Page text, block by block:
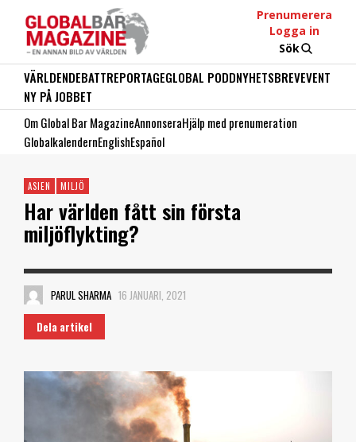
Prenumerera
Logga in
Sök
VÄRLDENDEBATTREPORTAGEGLOBAL PODDNYHETSBREVEVENT
NY PÅ JOBBET
Om Global Bar MagazineAnnonseraHjälp med prenumeration
GlobalkalendernEnglishEspañol
ASIEN MILJÖ
Har världen fått sin första
miljöflykting?
PARUL SHARMA 16 JANUARI, 2021
Dela artikel